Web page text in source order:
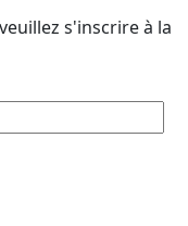
s'inscrire à la